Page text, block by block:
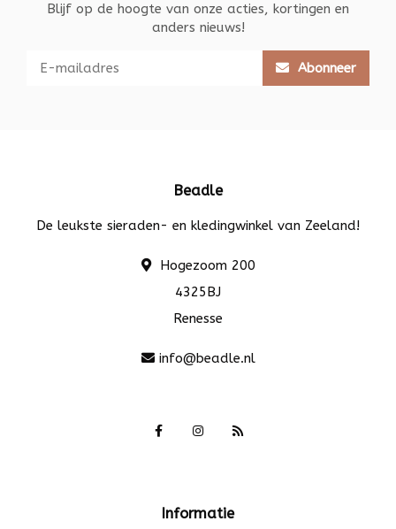
Blijf op de hoogte van onze acties, kortingen en
anders nieuws!
Abonneer
Beadle
De leukste sieraden- en kledingwinkel van Zeeland!
Hogezoom 200
4325BJ
Renesse
info@beadle.nl
Informatie